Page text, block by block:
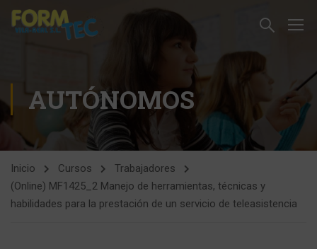
AUTÓNOMOS
Inicio Cursos
Trabajadores
(Online) MF1425_2 Manejo de herramientas, técnicas y
habilidades para la prestación de un servicio de teleasistencia